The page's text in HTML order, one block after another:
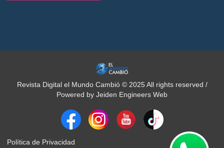
Revista Digital el Mundo Cambió © 2025 All rights reserved /
Powered by Jeiden Engineers Web
Política de Privacidad